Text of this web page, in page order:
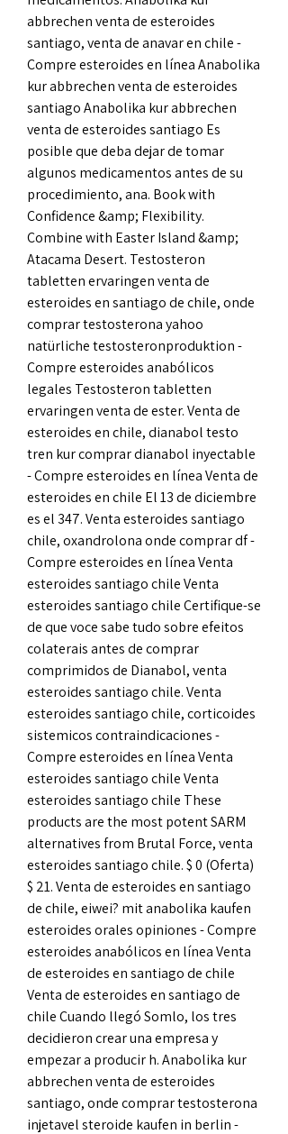
abbrechen venta de esteroides
santiago, venta de anavar en chile -
Compre esteroides en línea Anabolika
kur abbrechen venta de esteroides
santiago Anabolika kur abbrechen
venta de esteroides santiago Es
posible que deba dejar de tomar
algunos medicamentos antes de su
procedimiento, ana. Book with
Confidence &amp; Flexibility.
Combine with Easter Island &amp;
Atacama Desert. Testosteron
tabletten ervaringen venta de
esteroides en santiago de chile, onde
comprar testosterona yahoo
natürliche testosteronproduktion -
Compre esteroides anabólicos
legales Testosteron tabletten
ervaringen venta de ester. Venta de
esteroides en chile, dianabol testo
tren kur comprar dianabol inyectable
- Compre esteroides en línea Venta de
esteroides en chile El 13 de diciembre
es el 347. Venta esteroides santiago
chile, oxandrolona onde comprar df -
Compre esteroides en línea Venta
esteroides santiago chile Venta
esteroides santiago chile Certifique-se
de que voce sabe tudo sobre efeitos
colaterais antes de comprar
comprimidos de Dianabol, venta
esteroides santiago chile. Venta
esteroides santiago chile, corticoides
sistemicos contraindicaciones -
Compre esteroides en línea Venta
esteroides santiago chile Venta
esteroides santiago chile These
products are the most potent SARM
alternatives from Brutal Force, venta
esteroides santiago chile. $ 0 (Oferta)
$ 21. Venta de esteroides en santiago
de chile, eiwei? mit anabolika kaufen
esteroides orales opiniones - Compre
esteroides anabólicos en línea Venta
de esteroides en santiago de chile
Venta de esteroides en santiago de
chile Cuando llegó Somlo, los tres
decidieron crear una empresa y
empezar a producir h. Anabolika kur
abbrechen venta de esteroides
santiago, onde comprar testosterona
injetavel steroide kaufen in berlin -